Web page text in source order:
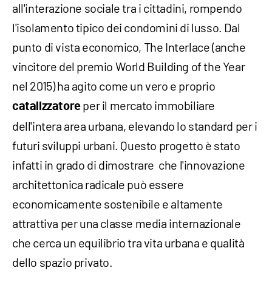
all'interazione sociale tra i cittadini, rompendo
l'isolamento tipico dei condomini di lusso. Dal
punto di vista economico, The Interlace (anche
vincitore del premio World Building of the Year
nel 2015) ha agito come un vero e proprio
catalizzatoreper il mercato immobiliare
dell'intera area urbana, elevando lo standard per i
futuri sviluppi urbani. Questo progetto è stato
infatti in grado di dimostrare che l'innovazione
architettonica radicale può essere
economicamente sostenibile e altamente
attrattiva per una classe media internazionale
che cerca un equilibrio tra vita urbana e qualità
dello spazio privato.